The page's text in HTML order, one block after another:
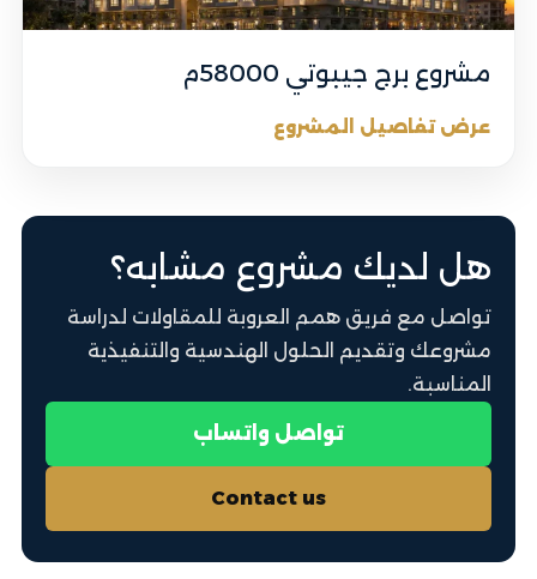
مشروع برج جيبوتي 58000م
عرض تفاصيل المشروع
هل لديك مشروع مشابه؟
تواصل مع فريق همم العروبة للمقاولات لدراسة
مشروعك وتقديم الحلول الهندسية والتنفيذية
المناسبة.
تواصل واتساب
Contact us